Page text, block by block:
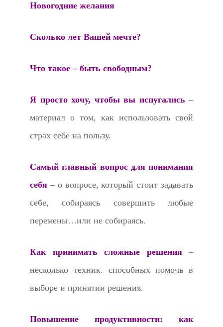
Новогодние желания
Сколько лет Вашей мечте?
Что такое – быть свободным?
Я просто хочу, чтобы вы испугались –
материал о том, как использовать свой
страх себе на пользу.
Самый главный вопрос для понимания
себя – о вопросе, который стоит задавать
себе, собираясь совершить любые
перемены…или не собираясь.
Как принимать сложные решения–
несколько техник. способных помочь в
выборе и принятии решения.
Повышение продуктивности: как